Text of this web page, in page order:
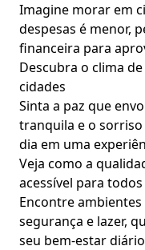
Imagine morar em
despesas é menor,
financeira para
Descubra o clima
cidades
Sinta a paz que
tranquila e o
dia em uma
Veja como a
acessível para todos
Encontre
segurança e lazer,
seu bem-estar